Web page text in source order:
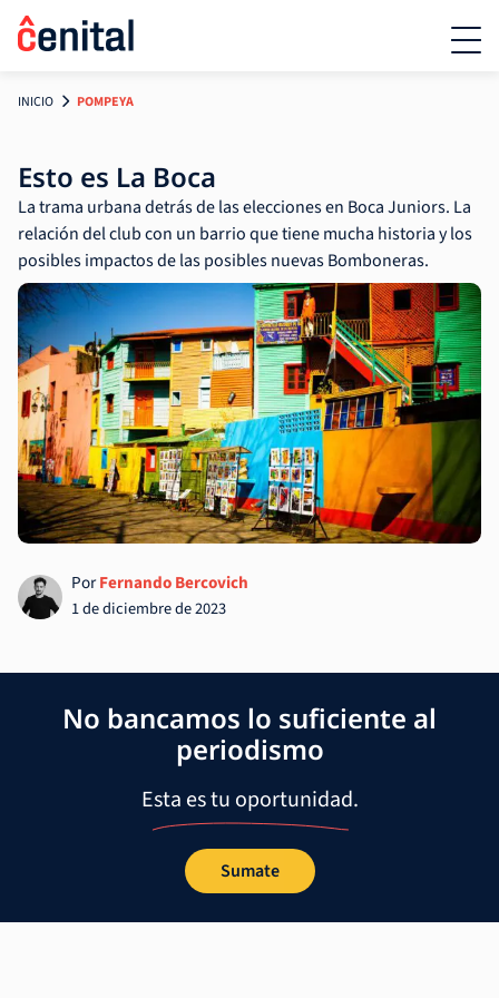
INICIO POMPEYA
Esto es La Boca
La trama urbana detrás de las elecciones en Boca Juniors. La
relación del club con un barrio que tiene mucha historia y los
posibles impactos de las posibles nuevas Bomboneras.
PorFernando Bercovich
1 de diciembre de 2023
No bancamos lo suficiente al
periodismo
Esta es tu oportunidad.
Sumate